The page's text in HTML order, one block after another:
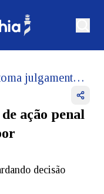
STF retoma julgamento de ação penal contra Carla Zambelli por perseguição armada
ação penal
decisão